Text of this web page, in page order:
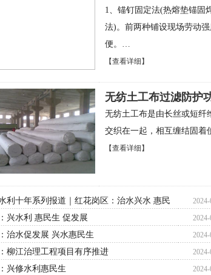
1、锚钉固定法(热熔垫锚固
法)。前两种铺设现场劳动
便。…
【查看详细】
无纺土工布过滤防护
无纺土工布是由长丝或短纤
交织在一起，相互缠结固
【查看详细】
利十年系列报道｜红花岗区：治水兴水 惠民
兴水利 惠民生 促发展
治水促发展 兴水惠民生
柳江治理工程项目有序推进
兴修水利惠民生